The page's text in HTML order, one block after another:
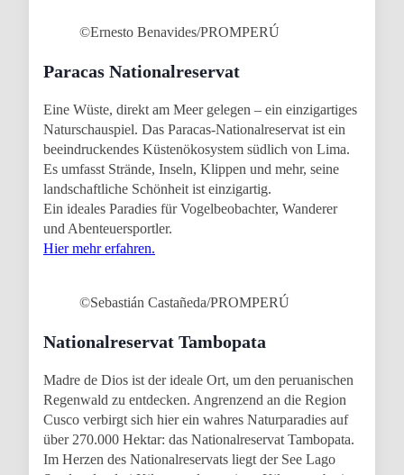
©Ernesto Benavides/PROMPERÚ
Paracas Nationalreservat
Eine Wüste, direkt am Meer gelegen – ein einzigartiges
Naturschauspiel. Das Paracas-Nationalreservat ist ein
beeindruckendes Küstenökosystem südlich von Lima.
Es umfasst Strände, Inseln, Klippen und mehr, seine
landschaftliche Schönheit ist einzigartig.
Ein ideales Paradies für Vogelbeobachter, Wanderer
und Abenteuersportler.
Hier mehr erfahren.
©Sebastián Castañeda/PROMPERÚ
Nationalreservat Tambopata
Madre de Dios ist der ideale Ort, um den peruanischen
Regenwald zu entdecken. Angrenzend an die Region
Cusco verbirgt sich hier ein wahres Naturparadies auf
über 270.000 Hektar: das Nationalreservat Tambopata.
Im Herzen des Nationalreservats liegt der See Lago